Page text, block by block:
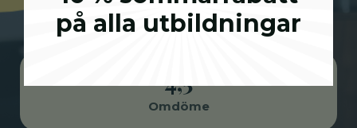
4,5
Omdöme
på alla utbildningar